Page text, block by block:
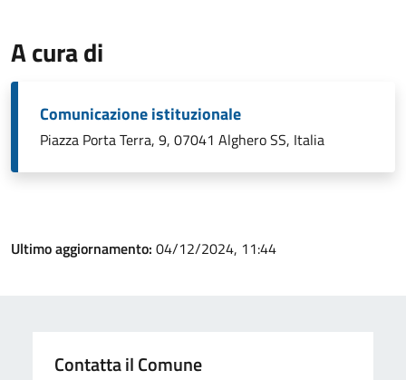
A cura di
Comunicazione istituzionale
Piazza Porta Terra, 9, 07041 Alghero SS, Italia
Ultimo aggiornamento: 04/12/2024, 11:44
Contatta il Comune